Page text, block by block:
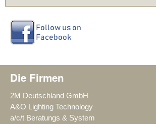
Die Firmen
2M Deutschland GmbH
A&O Lighting Technology
a/c/t Beratungs & System